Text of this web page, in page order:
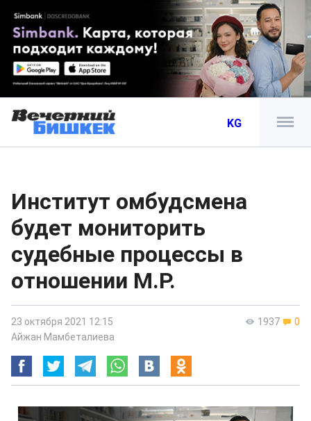
KG
Институт омбудсмена
будет мониторить
судебные процессы в
отношении М.Р.
1937 0
23 октября 2021 12:15
Айжан Мамбеталиева